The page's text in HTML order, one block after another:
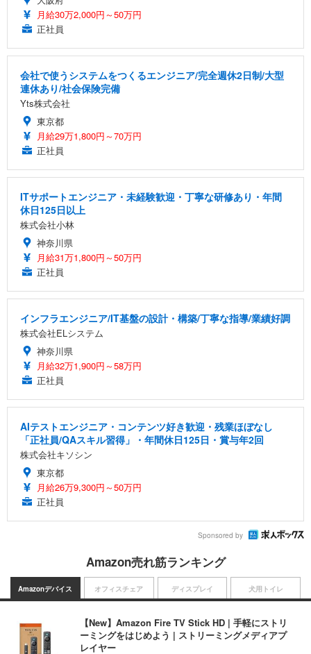
月給30万2,000円～50万円
正社員
会社で使うシステムをつくるエンジニア/完全週休2日制/大型
連休あり/社会保険完備
Yts株式会社
東京都
月給29万1,800円～70万円
正社員
ITサポートエンジニア・未経験歓迎・丁寧な研修あり・年間
休日125日以上
株式会社小林
神奈川県
月給31万1,800円～50万円
正社員
インフラエンジニア/IT基盤の設計・構築/丁寧な指導/業績好調
株式会社ELシステム
神奈川県
月給32万1,900円～58万円
正社員
AIテストエンジニア・コンテンツ好き歓迎・残業ほぼなし
「正社員/QAスキル習得」・年間休日125日・賞与年2回
株式会社キソシン
東京都
月給26万9,300円～50万円
正社員
Sponsored by
Amazon売れ筋ランキング
Amazonデバイス
【New】Amazon Fire TV Stick HD | 手軽にストリ
ーミングをはじめよう | ストリーミングメディアプ
レイヤー
オフィスチェア ディスプレイ 犬用トイレ